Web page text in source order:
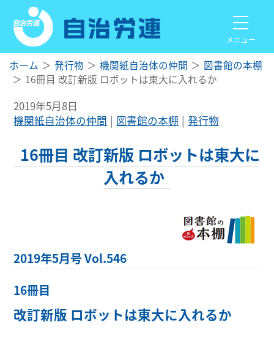
メニュー
ホーム 発行物 機関紙自治体の仲間
図書館の本棚
16冊目 改訂新版 ロボットは東大に入れるか
2019年5月8日
機関紙自治体の仲間
図書館の本棚 発行物
16冊目 改訂新版 ロボットは東大に
入れるか
2019年5月号 Vol.546
16冊目
改訂新版 ロボットは東大に入れるか